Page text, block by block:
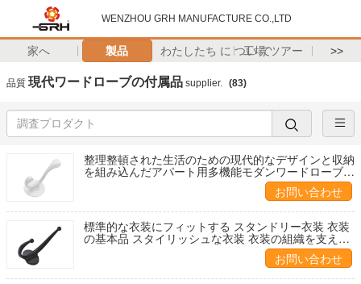
WENZHOU GRH MANUFACTURE CO.,LTD
家へ 製品 わたしたち に つい て工場 ツアー >>
品質 現代ワードローブの付属品 supplier. (83)
整理整頓された生活のための現代的なデザインと収納
を組み込んだアパート用多機能モダンワードローブア
お問い合わせ
標準的な衣装にフィットする スタンドリー衣装 衣装
の基本品 スタイリッシュな衣装 衣装の組織を支える
お問い合わせ